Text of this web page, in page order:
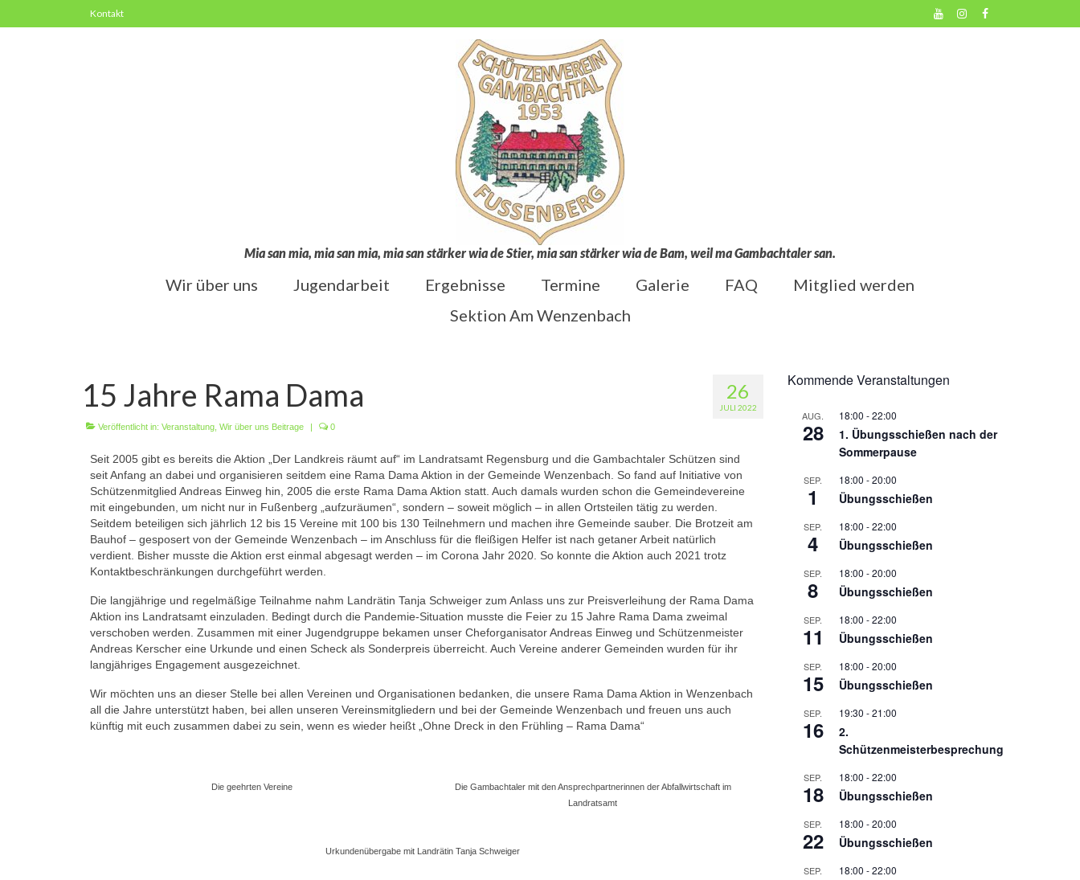
Kontakt
Mia san mia, mia san mia, mia san stärker wia de Stier, mia san stärker wia de Bam, weil ma Gambachtaler san.
Wir über uns Jugendarbeit Ergebnisse Termine Galerie FAQ
Mitglied werden
Sektion Am Wenzenbach
26
JULI 2022
15 Jahre Rama Dama
Veröffentlicht in: Veranstaltung Wir über uns Beitrage | 0
Seit 2005 gibt es bereits die Aktion „Der Landkreis räumt auf“ im Landratsamt Regensburg und die Gambachtaler Schützen sind
seit Anfang an dabei und organisieren seitdem eine Rama Dama Aktion in der Gemeinde Wenzenbach. So fand auf Initiative von
Schützenmitglied Andreas Einweg hin, 2005 die erste Rama Dama Aktion statt. Auch damals wurden schon die Gemeindevereine
mit eingebunden, um nicht nur in Fußenberg „aufzuräumen“, sondern – soweit möglich – in allen Ortsteilen tätig zu werden.
Seitdem beteiligen sich jährlich 12 bis 15 Vereine mit 100 bis 130 Teilnehmern und machen ihre Gemeinde sauber. Die Brotzeit am
Bauhof – gesposert von der Gemeinde Wenzenbach – im Anschluss für die fleißigen Helfer ist nach getaner Arbeit natürlich
verdient. Bisher musste die Aktion erst einmal abgesagt werden – im Corona Jahr 2020. So konnte die Aktion auch 2021 trotz
Kontaktbeschränkungen durchgeführt werden.
Die langjährige und regelmäßige Teilnahme nahm Landrätin Tanja Schweiger zum Anlass uns zur Preisverleihung der Rama Dama
Aktion ins Landratsamt einzuladen. Bedingt durch die Pandemie-Situation musste die Feier zu 15 Jahre Rama Dama zweimal
verschoben werden. Zusammen mit einer Jugendgruppe bekamen unser Cheforganisator Andreas Einweg und Schützenmeister
Andreas Kerscher eine Urkunde und einen Scheck als Sonderpreis überreicht. Auch Vereine anderer Gemeinden wurden für ihr
langjähriges Engagement ausgezeichnet.
Wir möchten uns an dieser Stelle bei allen Vereinen und Organisationen bedanken, die unsere Rama Dama Aktion in Wenzenbach
all die Jahre unterstützt haben, bei allen unseren Vereinsmitgliedern und bei der Gemeinde Wenzenbach und freuen uns auch
künftig mit euch zusammen dabei zu sein, wenn es wieder heißt „Ohne Dreck in den Frühling – Rama Dama“
Die geehrten Vereine
Die Gambachtaler mit den Ansprechpartnerinnen der Abfallwirtschaft im
Landratsamt
Urkundenübergabe mit Landrätin Tanja Schweiger
Kommende Veranstaltungen
AUG.
28
18:00 -22:00
1. Übungsschießen nach der
Sommerpause
SEP.
1
18:00 -20:00
Übungsschießen
SEP.
4
18:00 -22:00
Übungsschießen
SEP.
8
18:00 -20:00
Übungsschießen
SEP.
11
18:00 -22:00
Übungsschießen
SEP.
15
18:00 -20:00
Übungsschießen
SEP.
16
19:30 -21:00
2.
Schützenmeisterbesprechung
SEP.
18
18:00 -22:00
Übungsschießen
SEP.
22
18:00 -20:00
Übungsschießen
SEP. 18:00 -22:00